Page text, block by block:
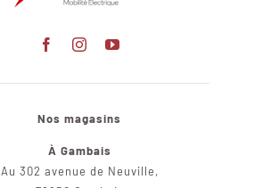
Nos magasins
À Gambais
Au 302 avenue de Neuville,